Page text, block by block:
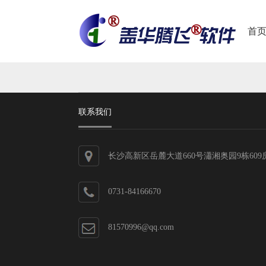
首页
联系我们
长沙高新区岳麓大道660号瀟湘奥园9栋609
0731-84166670
81570996@qq.com